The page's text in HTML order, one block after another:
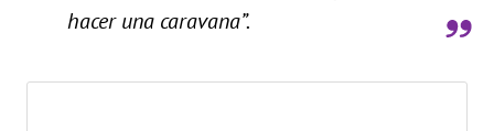
hacer una caravana”.